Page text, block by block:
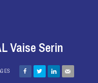
Vaise Serin